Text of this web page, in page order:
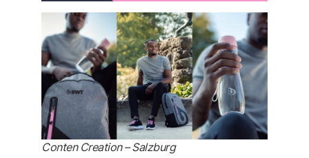
Conten Creation – Salzburg